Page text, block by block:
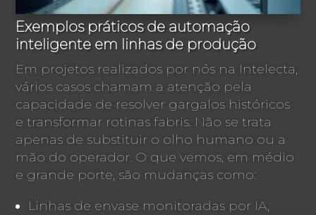
Exemplos práticos de automação
inteligente em linhas de produção
Em projetos realizados por nós na Intelecta,
vários casos chamam a atenção pela
capacidade de resolver gargalos históricos
e transformar rotinas fabris. Não se trata
apenas de substituir o olho humano ou a
mão do operador. O que vemos, em médio
e grande porte, são mudanças como:
Linhas de envase monitoradas por IA,